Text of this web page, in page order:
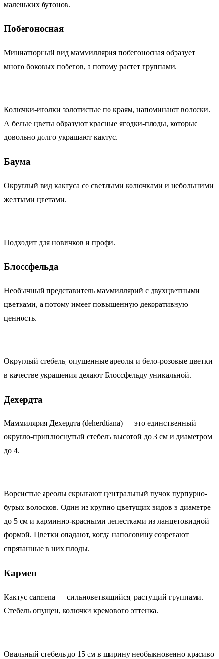
маленьких бутонов.
Побегоносная
Миниатюрный вид маммиллярия побегоносная образует
много боковых побегов, а потому растет группами.
Колючки-иголки золотистые по краям, напоминают волоски.
А белые цветы образуют красные ягодки-плоды, которые
довольно долго украшают кактус.
Баума
Округлый вид кактуса со светлыми колючками и небольшими
желтыми цветами.
Подходит для новичков и профи.
Блоссфельда
Необычный представитель маммиллярий с двухцветными
цветками, а потому имеет повышенную декоративную
ценность.
Округлый стебель, опущенные ареолы и бело-розовые цветки
в качестве украшения делают Блоссфельду уникальной.
Дехердта
Маммилярия Дехердта (deherdtiana) — это единственный
округло-приплюснутый стебель высотой до 3 см и диаметром
до 4.
Ворсистые ареолы скрывают центральный пучок пурпурно-
бурых волосков. Один из крупно цветущих видов в диаметре
до 5 см и карминно-красными лепестками из ланцетовидной
формой. Цветки опадают, когда наполовину созревают
спрятанные в них плоды.
Кармен
Кактус carmena — сильноветвящийся, растущий группами.
Стебель опущен, колючки кремового оттенка.
Овальный стебель до 15 см в ширину необыкновенно красиво